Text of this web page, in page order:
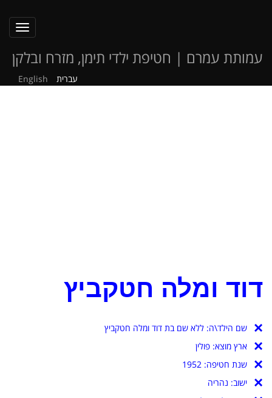
עמותת עמרם | חטיפת ילדי תימן, מזרח ובלקן
עברית English
דוד ומלה חטקביץ
שם הילד\ה: ללא שם בת דוד ומלה חטקביץ
ארץ מוצא: פולין
שנת חטיפה: 1952
ישוב: נהריה